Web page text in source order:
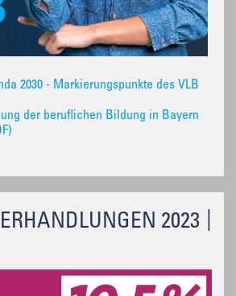
2023
2030 - Markierungspunkte des VLB
der beruflichen Bildung in Bayern